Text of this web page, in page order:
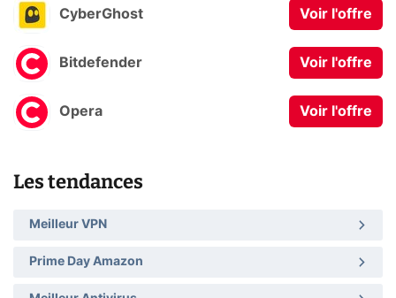
CyberGhost Voir l'offre
Bitdefender Voir l'offre
Opera Voir l'offre
Les tendances
Meilleur VPN
Prime Day Amazon